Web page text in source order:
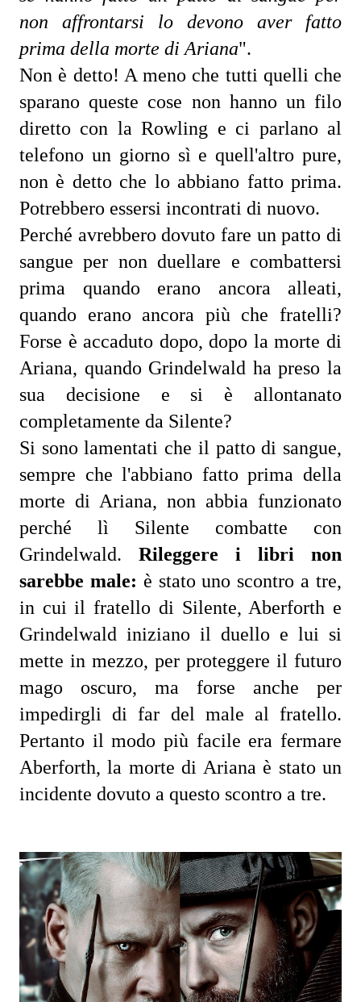
non affrontarsi lo devono aver fatto
prima della morte di Ariana".
Non è detto! A meno che tutti quelli che
sparano queste cose non hanno un filo
diretto con la Rowling e ci parlano al
telefono un giorno sì e quell'altro pure,
non è detto che lo abbiano fatto prima.
Potrebbero essersi incontrati di nuovo.
Perché avrebbero dovuto fare un patto di
sangue per non duellare e combattersi
prima quando erano ancora alleati,
quando erano ancora più che fratelli?
Forse è accaduto dopo, dopo la morte di
Ariana, quando Grindelwald ha preso la
sua decisione e si è allontanato
completamente da Silente?
Si sono lamentati che il patto di sangue,
sempre che l'abbiano fatto prima della
morte di Ariana, non abbia funzionato
perché lì Silente combatte con
Grindelwald. Rileggere i libri non
sarebbe male: è stato uno scontro a tre,
in cui il fratello di Silente, Aberforth e
Grindelwald iniziano il duello e lui si
mette in mezzo, per proteggere il futuro
mago oscuro, ma forse anche per
impedirgli di far del male al fratello.
Pertanto il modo più facile era fermare
Aberforth, la morte di Ariana è stato un
incidente dovuto a questo scontro a tre.